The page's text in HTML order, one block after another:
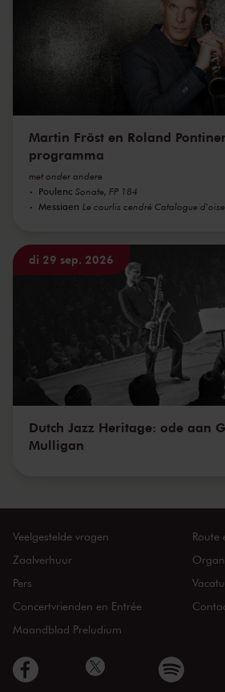
Martin Fröst en Roland
programma
met onder andere
Poulenc Sonate, FP 184
Messiaen Le courlis cendré Catalogue
di 29 sep. 2026
Dutch Jazz Heritage: ode aan
Mulligan
Veelgestelde vragen
Zaalverhuur
Pers
Concertvrienden en Entrée
Maandblad Preludium
Route